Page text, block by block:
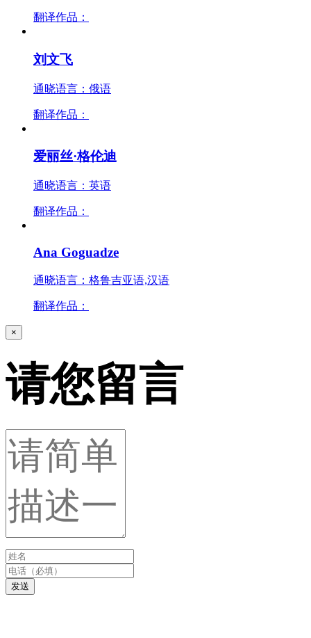
翻译作品：
刘文飞
通晓语言：俄语
翻译作品：
爱丽丝·格伦迪
通晓语言：英语
翻译作品：
Ana Goguadze
通晓语言：格鲁吉亚语,汉语
翻译作品：
×
请您留言
发送